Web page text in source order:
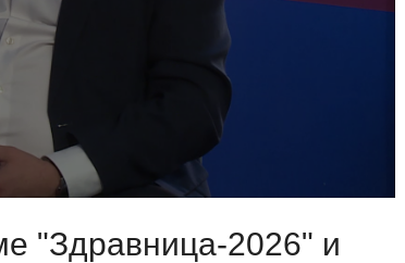
"Здравница-2026" и